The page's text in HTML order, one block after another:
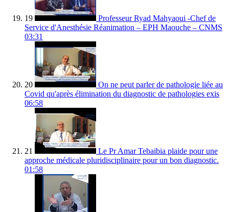
19
Professeur Ryad Mahyaoui -Chef de
Service d'Anesthésie Réanimation – EPH Maouche – CNMS
03:31
20
On ne peut parler de pathologie liée au
Covid qu'après élimination du diagnostic de pathologies exis
06:58
21
Le Pr Amar Tebaibia plaide pour une
approche médicale pluridisciplinaire pour un bon diagnostic.
01:58